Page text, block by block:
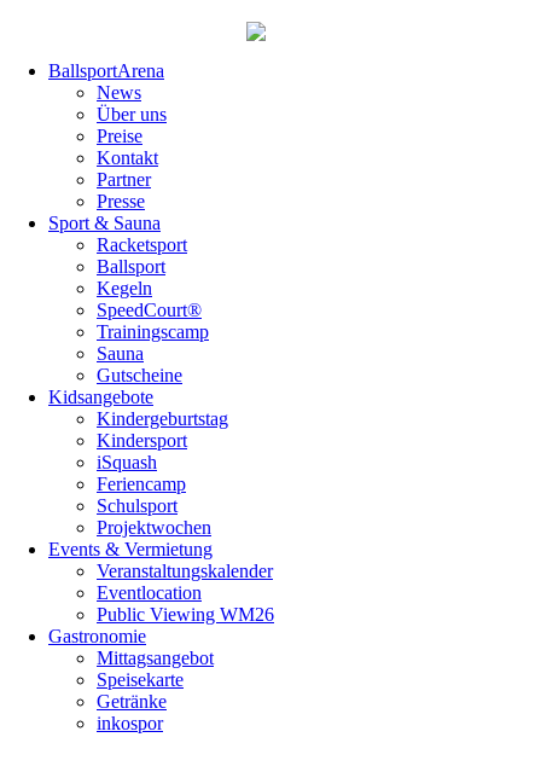
überspringenBallsportArena
News
Über uns
Preise
Kontakt
Partner
Presse
Sport & Sauna
Racketsport
Ballsport
Kegeln
SpeedCourt®
Trainingscamp
Sauna
Gutscheine
Kidsangebote
Kindergeburtstag
Kindersport
iSquash
Feriencamp
Schulsport
Projektwochen
Events & Vermietung
Veranstaltungskalender
Eventlocation
Public Viewing WM26
Gastronomie
Mittagsangebot
Speisekarte
Getränke
inkospor